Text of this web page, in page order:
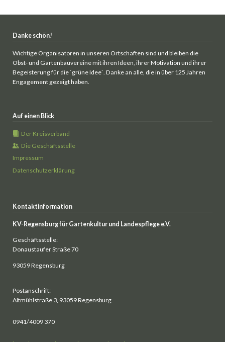
Danke schön!
Wichtige Organisatoren in unseren Ortschaften sind und bleiben die
Obst- und Gartenbauvereine mit ihren Ideen, ihrer Motivation und ihrer
Begeisterung für die `grüne Idee`. Danke an alle, die in über 125 Jahren
Engagement gezeigt haben.
Auf einen Blick
Der Kreisverband
Die Geschäftsstelle
Impressum
Datenschutzerklärung
Kontaktinformation
KV-Regensburg für Gartenkultur und Landespflege e.V.
Geschäftsstelle:
Donaustaufer Straße 70
93059 Regensburg
Postanschrift:
Altmühlstraße 3, 93059 Regensburg
0941/4009 370